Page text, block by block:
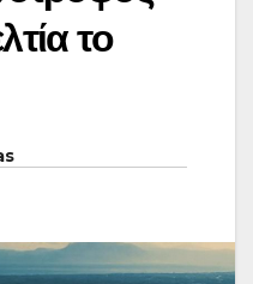
το